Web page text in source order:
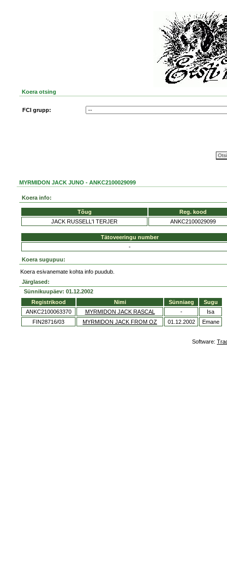
Koera otsing
FCI grupp:
MYRMIDON JACK JUNO - ANKC2100029099
Koera info:
Tõug
Reg. kood
JACK RUSSELL'I TERJER
ANKC2100029099
Tätoveeringu number
-
Koera sugupuu:
Koera esivanemate kohta info puudub.
Järglased:
Sünnikuupäev: 01.12.2002
Registrikood
Nimi Sünniaeg
Sugu
ANKC2100063370
MYRMIDON JACK RASCAL -
Isa
FIN28716/03
MYRMIDON JACK FROM OZ 01.12.2002 Emane
Software: